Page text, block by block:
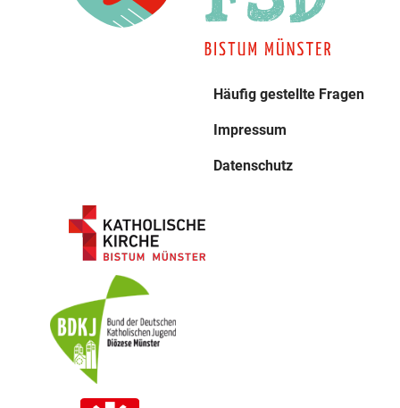
Häufig gestellte Fragen
Impressum
Datenschutz